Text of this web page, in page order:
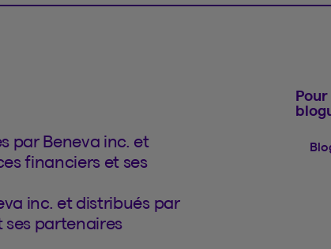
par Beneva inc. et
financiers et ses
inc. et distribués par
ses partenaires